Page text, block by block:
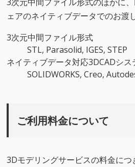
ェアのネイティブデータでのお渡
3次元中間ファイル形式
STL, Parasolid, IGES, STEP
ネイティブデータ対応3DCADシス
SOLIDWORKS, Creo,
ご利用料金について
3Dモデリングサービスの料金につ